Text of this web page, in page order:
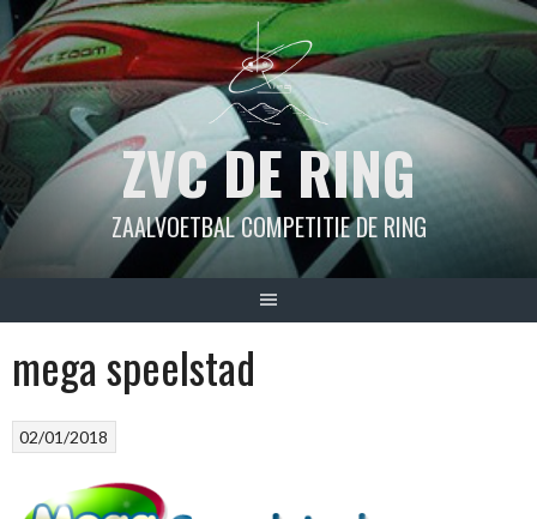
Spring
naar
inhoud
ZVC DE RING
ZAALVOETBAL COMPETITIE DE RING
mega speelstad
02/01/2018